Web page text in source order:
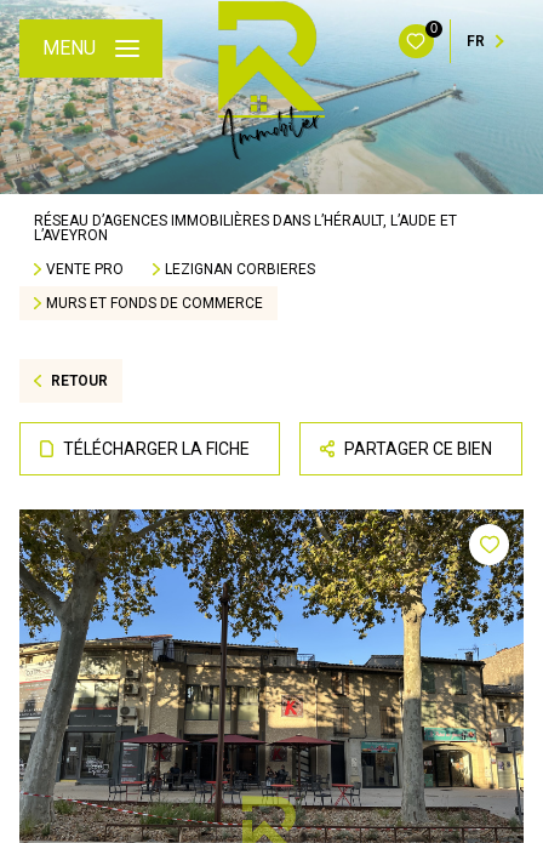
0
FR
MENU
RÉSEAU D’AGENCES IMMOBILIÈRES DANS L’HÉRAULT, L’AUDE ET
L’AVEYRON
VENTE PRO
LEZIGNAN CORBIERES
MURS ET FONDS DE COMMERCE
RETOUR
TÉLÉCHARGER LA FICHE PARTAGER CE BIEN